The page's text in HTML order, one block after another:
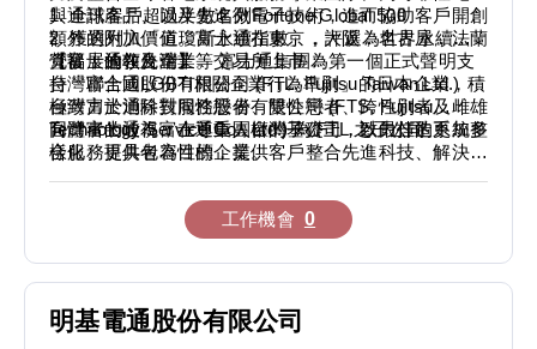
與通訊產品、以及先進微電子技術，進而協助客戶開創
額外的附加價值。富士通在東京，大阪，名古屋，法蘭
克福，倫敦及瑞士等交易所上市：
1. 全球客戶超過半數名列Fortune Global 500
2. 獲選列入「道瓊斯永續指數」，評選為世界永續經
營發展的領先企業。 富士通集團為第一個正式聲明支
持「聯合國LGBTI相關企業行為準則」的日本企業，積
極致力於消除對同性戀者、雙性戀者、跨性別者及雌雄
同體者的歧視；在尊重人權的基礎上，致力打造更加多
樣化、更具包容性的企業。
【富士通在台灣】
台灣富士通股份有限公司 (FTL, Fujitsu Taiwan Ltd.)
台灣富士通科技服務股份有限公司 (FTS, Fujitsu
Technology Service Co., Ltd.) 為 FTL 之子公司
台灣富士通為富士通集團台灣子公司，以最佳的系統整
合服務提供者為目標，提供客戶整合先進科技、解決方
主要事業群包括系統整合、企業及終端產品經銷、國際
1. 系統整合事業群以軟硬體系統整合的方式銷售，提
供伺服器平台、儲存設備、商務資訊設備、系統解決方
案、先進科技解決方案、以及IT資訊服務。
2. 經銷事業群以透過代理商、經銷商的通路方式銷
售，提供伺服器平台、儲存設備等企業產品，終端產品
工作機會 0
明基電通股份有限公司